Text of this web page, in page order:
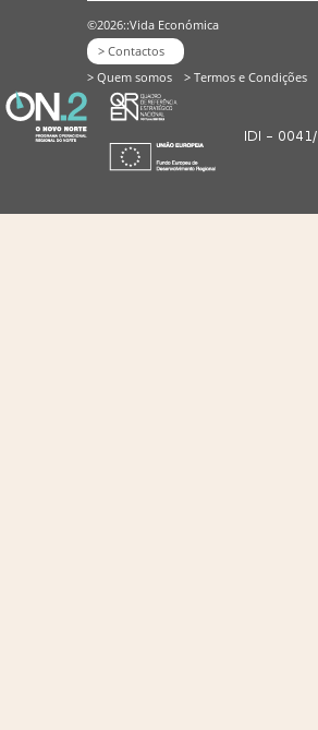
©2026::Vida Económica
> Contactos
> Quem somos
> Termos e Condições